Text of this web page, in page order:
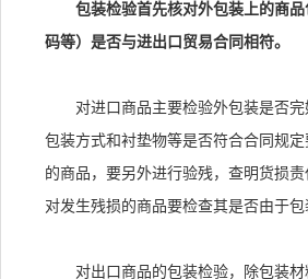
包装检验首先核对外包装上的商品
码等）是否与进出口贸易合同相符。
对进口商品主要检验外包装是否完
包装方式和衬垫物等是否符合合同规
的商品，要另外进行验残，查明货损责
对发生残损的商品要检查其是否由于包
对出口商品的包装检验，除包装材